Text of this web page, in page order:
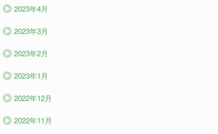
2023年4月
2023年3月
2023年2月
2023年1月
2022年12月
2022年11月